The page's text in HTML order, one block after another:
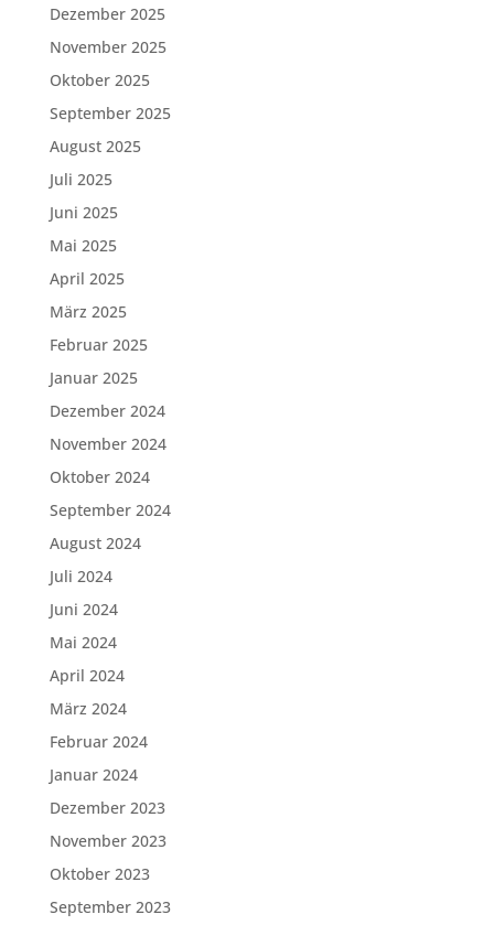
Dezember 2025
November 2025
Oktober 2025
September 2025
August 2025
Juli 2025
Juni 2025
Mai 2025
April 2025
März 2025
Februar 2025
Januar 2025
Dezember 2024
November 2024
Oktober 2024
September 2024
August 2024
Juli 2024
Juni 2024
Mai 2024
April 2024
März 2024
Februar 2024
Januar 2024
Dezember 2023
November 2023
Oktober 2023
September 2023